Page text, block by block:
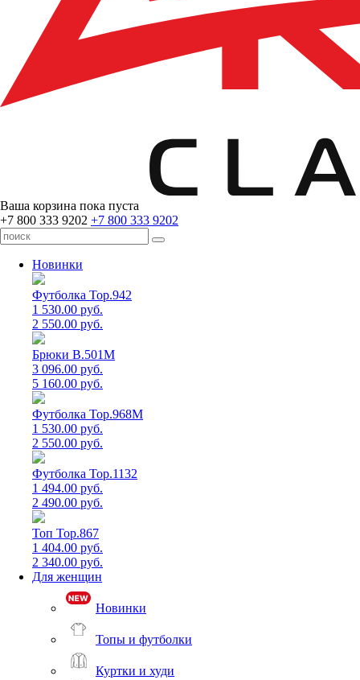
Ваша корзина пока пуста
+7 800 333 9202 +7 800 333 9202
Новинки
Футболка Top.942
1 530.00 руб.
2 550.00 руб.
Брюки B.501M
3 096.00 руб.
5 160.00 руб.
Футболка Top.968M
1 530.00 руб.
2 550.00 руб.
Футболка Top.1132
1 494.00 руб.
2 490.00 руб.
Топ Top.867
1 404.00 руб.
2 340.00 руб.
Для женщин
Новинки
Топы и футболки
Куртки и худи